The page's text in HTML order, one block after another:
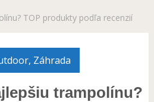
TOP produkty podľa recenzií
, Záhrada
trampolínu?